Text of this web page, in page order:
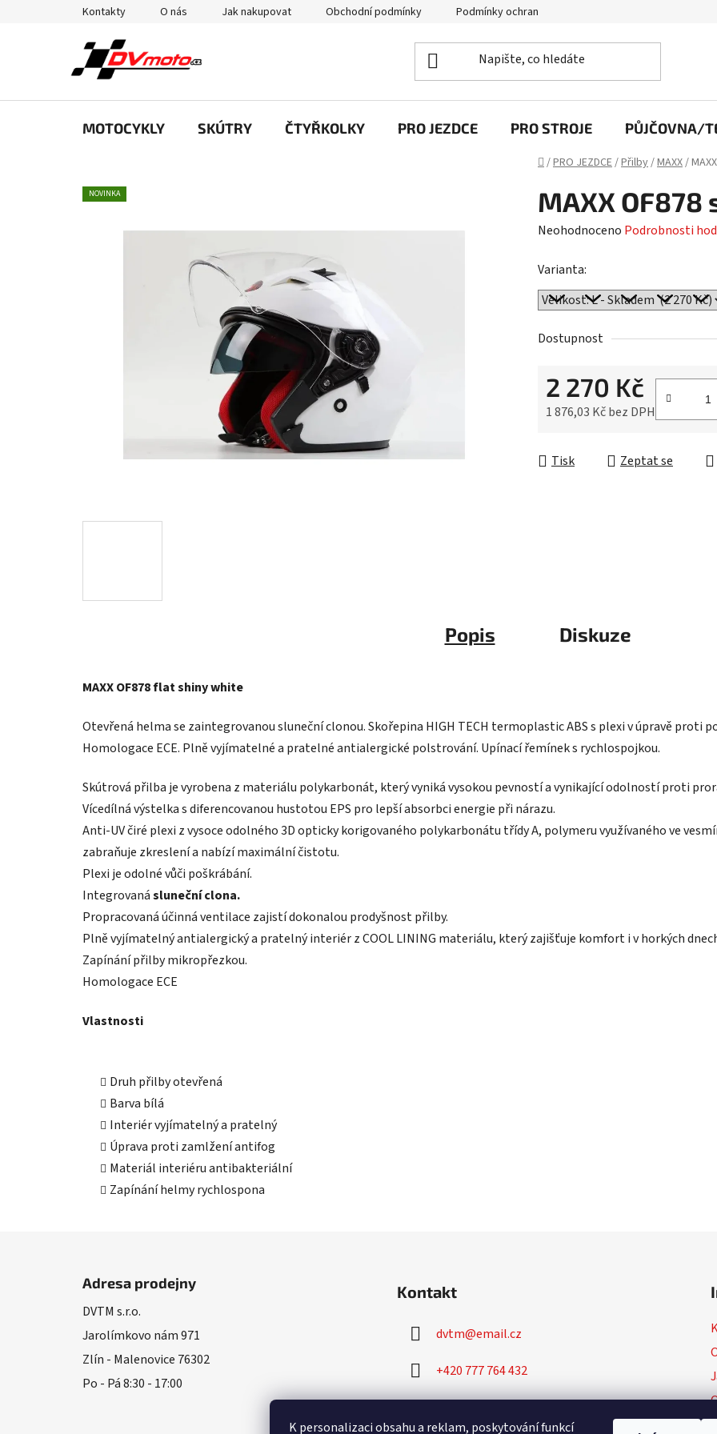
K personalizaci obsahu a reklam, poskytování funkcí
Kontakty O nás Jak nakupovat Obchodní podmínky Podmínky ochrany osobních údajů
MOTOCYKLY SKÚTRY ČTYŘKOLKY PRO JEZDCE PRO STROJE PŮJČOVNA/
Domů
/PRO JEZDCE/Přilby/MAXX/
MAXX
Průměrné
produktu
je
0,0
z
hvězdiček.
Neohodnoceno Podrobnosti
Varianta:
Dostupnost
2 270 Kč
1 876,03 Kč bez DPH
Tisk Zeptat se
NOVINKA
Popis Diskuze
MAXX OF878 flat shiny white
Otevřená helma se zaintegrovanou sluneční clonou. Skořepina HIGH TECH termoplastic ABS s plexi v úpravě proti
Homologace ECE. Plně vyjímatelné a pratelné antialergické polstrování. Upínací řemínek s rychlospojkou.
Skútrová přilba je vyrobena z materiálu polykarbonát, který vyniká vysokou pevností a vynikající odolností proti
Vícedílná výstelka s diferencovanou hustotou EPS pro lepší absorbci energie při nárazu.
Anti-UV čiré plexi z vysoce odolného 3D opticky korigovaného polykarbonátu třídy A, polymeru využívaného ve
zabraňuje zkreslení a nabízí maximální čistotu.
Plexi je odolné vůči poškrábání.
Integrovanásluneční clona.
Propracovaná účinná ventilace zajistí dokonalou prodyšnost přilby.
Plně vyjímatelný antialergický a pratelný interiér z COOL LINING materiálu, který zajišťuje komfort i v horkých
Zapínání přilby mikropřezkou.
Homologace ECE
Vlastnosti
Druh přilby otevřená
Barva bílá
Interiér vyjímatelný a pratelný
Úprava proti zamlžení antifog
Materiál interiéru antibakteriální
Zapínání helmy rychlospona
Adresa prodejny
DVTM s.r.o.
Jarolímkovo nám 971
Zlín - Malenovice 76302
Po - Pá 8:30 - 17:00
Kontakt
dvtm@email.cz
+420 777 764 432